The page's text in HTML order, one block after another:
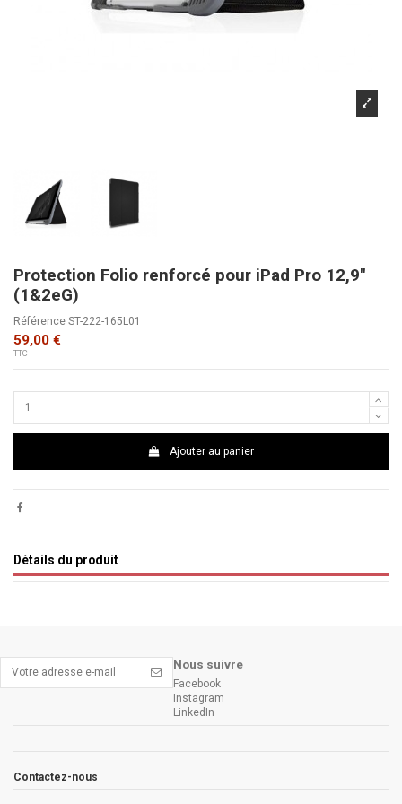
Protection Folio renforcé pour iPad Pro 12,9"
(1&2eG)
Référence ST-222-165L01
59,00 €
TTC
Ajouter au panier
Détails du produit
Nous suivre
Facebook
Instagram
LinkedIn
Contactez-nous